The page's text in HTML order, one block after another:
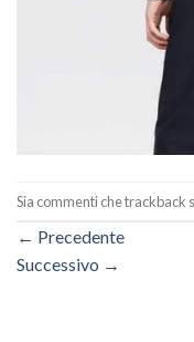
Sia commenti che trackback
← Precedente
Successivo →